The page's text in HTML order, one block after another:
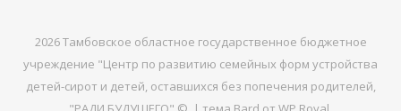
2026 Тамбовское областное государственное бюджетное
учреждение "Центр по развитию семейных форм устройства
детей-сирот и детей, оставшихся без попечения родителей,